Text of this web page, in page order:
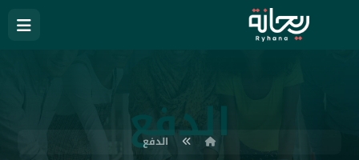
الدفع
الدفع